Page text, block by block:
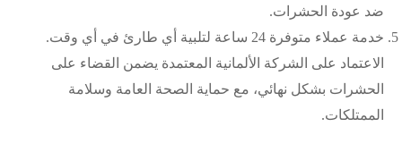
ضد عودة الحشرات.
خدمة عملاء متوفرة 24 ساعة لتلبية أي طارئ في أي وقت.
الاعتماد على الشركة الألمانية المعتمدة يضمن القضاء على
الحشرات بشكل نهائي، مع حماية الصحة العامة وسلامة
الممتلكات.